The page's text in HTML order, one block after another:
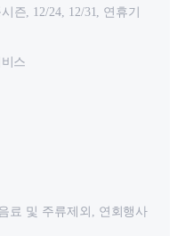
즌, 12/24, 12/31, 연휴기
스
료 및 주류제외, 연회행사